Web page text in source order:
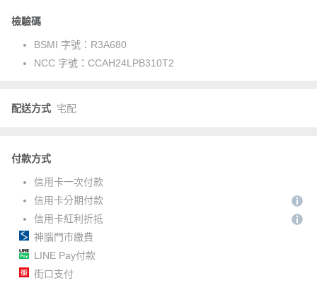
檢驗碼
BSMI 字號： R3A680
NCC 字號： CCAH24LPB310T2
配送方式 宅配
付款方式
信用卡一次付款
信用卡分期付款
信用卡紅利折抵
神腦門市繳費
LINE Pay付款
街口支付